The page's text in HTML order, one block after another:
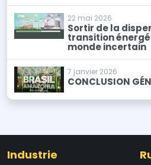
22 mai 2026
Sortir de la
transition
monde incertain
7 janvier 2026
CONCLUSION
Industrie